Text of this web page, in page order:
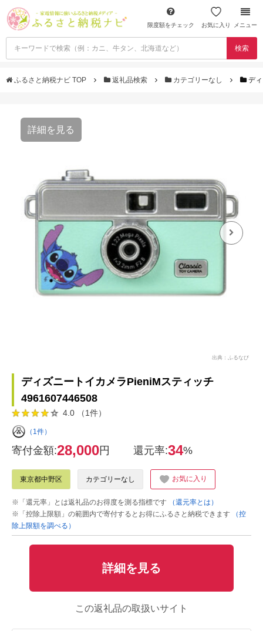
限度額をチェック お気に入り メニュー
検索
ふるさと納税ナビ TOP 返礼品検索 カテゴリーなし デ
詳細を見る
出典：ふるなび
ディズニートイカメラPieniMスティッチ
4961607446508
4.0 （1件）
（1件）
寄付金額:28,000円 還元率:34%
東京都中野区 カテゴリーなし お気に入り
※「還元率」とは返礼品のお得度を測る指標です
（還元率とは）
※「控除上限額」の範囲内で寄付するとお得にふるさと納税できます
（控
除上限額を調べる）
詳細を見る
この返礼品の取扱いサイト